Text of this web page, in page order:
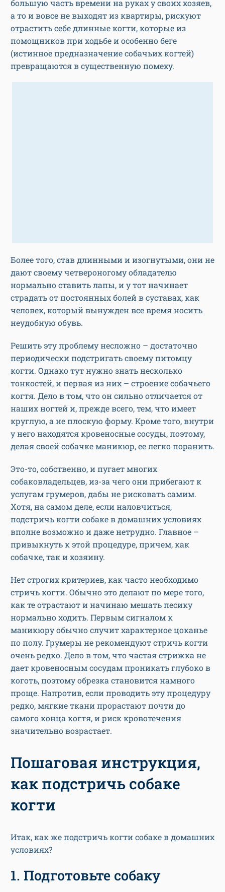
большую часть времени на руках у своих хозяев,
а то и вовсе не выходят из квартиры, рискуют
отрастить себе длинные когти, которые из
помощников при ходьбе и особенно беге
(истинное предназначение собачьих когтей)
превращаются в существенную помеху.
Более того, став длинными и изогнутыми, они не
дают своему четвероногому обладателю
нормально ставить лапы, и у тот начинает
страдать от постоянных болей в суставах, как
человек, который вынужден все время носить
неудобную обувь.
Решить эту проблему несложно – достаточно
периодически подстригать своему питомцу
когти. Однако тут нужно знать несколько
тонкостей, и первая из них – строение собачьего
когтя. Дело в том, что он сильно отличается от
наших ногтей и, прежде всего, тем, что имеет
круглую, а не плоскую форму. Кроме того, внутри
у него находятся кровеносные сосуды, поэтому,
делая своей собачке маникюр, ее легко поранить.
Это-то, собственно, и пугает многих
собаковладельцев, из-за чего они прибегают к
услугам грумеров, дабы не рисковать самим.
Хотя, на самом деле, если наловчиться,
подстричь когти собаке в домашних условиях
вполне возможно и даже нетрудно. Главное –
привыкнуть к этой процедуре, причем, как
собачке, так и хозяину.
Нет строгих критериев, как часто необходимо
стричь когти. Обычно это делают по мере того,
как те отрастают и начинаю мешать песику
нормально ходить. Первым сигналом к
маникюру обычно случит характерное цоканье
по полу. Грумеры не рекомендуют стричь когти
очень редко. Дело в том, что частая стрижка не
дает кровеносным сосудам проникать глубоко в
коготь, поэтому обрезка становится намного
проще. Напротив, если проводить эту процедуру
редко, мягкие ткани прорастают почти до
самого конца когтя, и риск кровотечения
значительно возрастает.
Пошаговая инструкция,
как подстричь собаке
когти
Итак, как же подстричь когти собаке в домашних
условиях?
1. Подготовьте собаку